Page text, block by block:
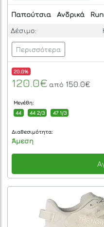
Παπούτσια Ανδρικά
Δέσιμο:
Περισσότερα
20.0%
120.0€ από 150.0€
Μεγέθη:
44
44 2/3 47 1/3
Διαθεσιμότητα:
Άμεση